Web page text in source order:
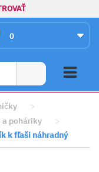
0
>
a poháriky
>
k fľaši náhradný